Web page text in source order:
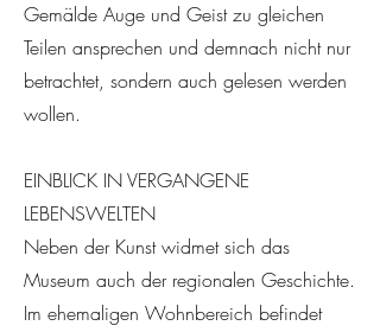
Gemälde Auge und Geist zu gleichen
Teilen ansprechen und demnach nicht nur
betrachtet, sondern auch gelesen werden
wollen.
EINBLICK IN VERGANGENE
LEBENSWELTEN
Neben der Kunst widmet sich das
Museum auch der regionalen Geschichte.
Im ehemaligen Wohnbereich befindet